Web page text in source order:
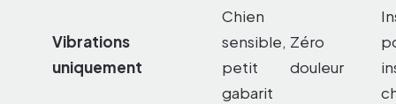
Vibrations
uniquement
Chien
sensible,
petit
gabarit
Zéro
douleur